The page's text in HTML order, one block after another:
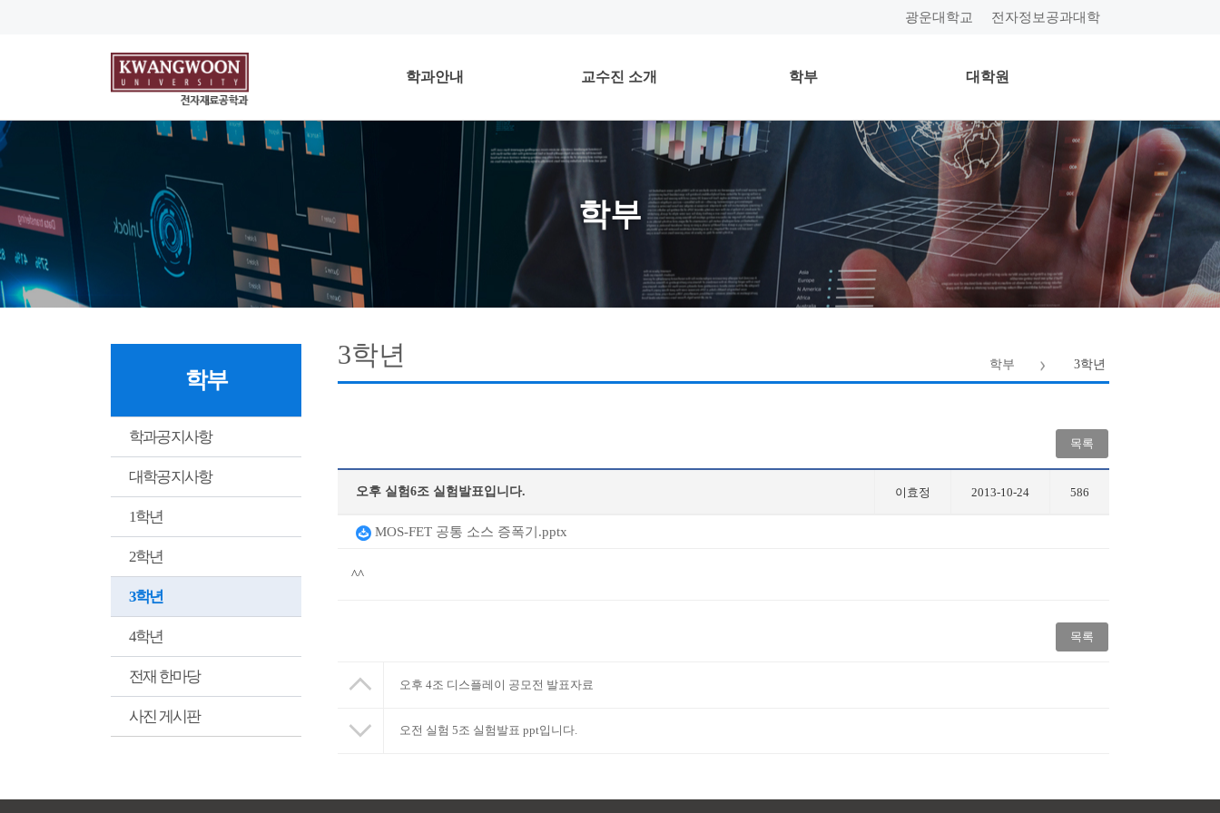
광운대학교 전자정보공과대학
학과안내 교수진 소개 학부 대학원
학부
학부
학과공지사항
대학공지사항
1학년
2학년
3학년
4학년
전재 한마당
사진 게시판
학부 3학년
3학년
목록
오후 실험6조 실험발표입니다. 이효정 2013-10-24 586
MOS-FET 공통 소스 증폭기.pptx
^^
목록
오후 4조 디스플레이 공모전 발표자료
오전 실험 5조 실험발표 ppt입니다.